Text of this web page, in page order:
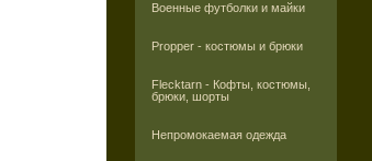
Военные футболки и майки
Propper - костюмы и брюки
Flecktarn - Кофты, костюмы,
брюки, шорты
Непромокаемая одежда